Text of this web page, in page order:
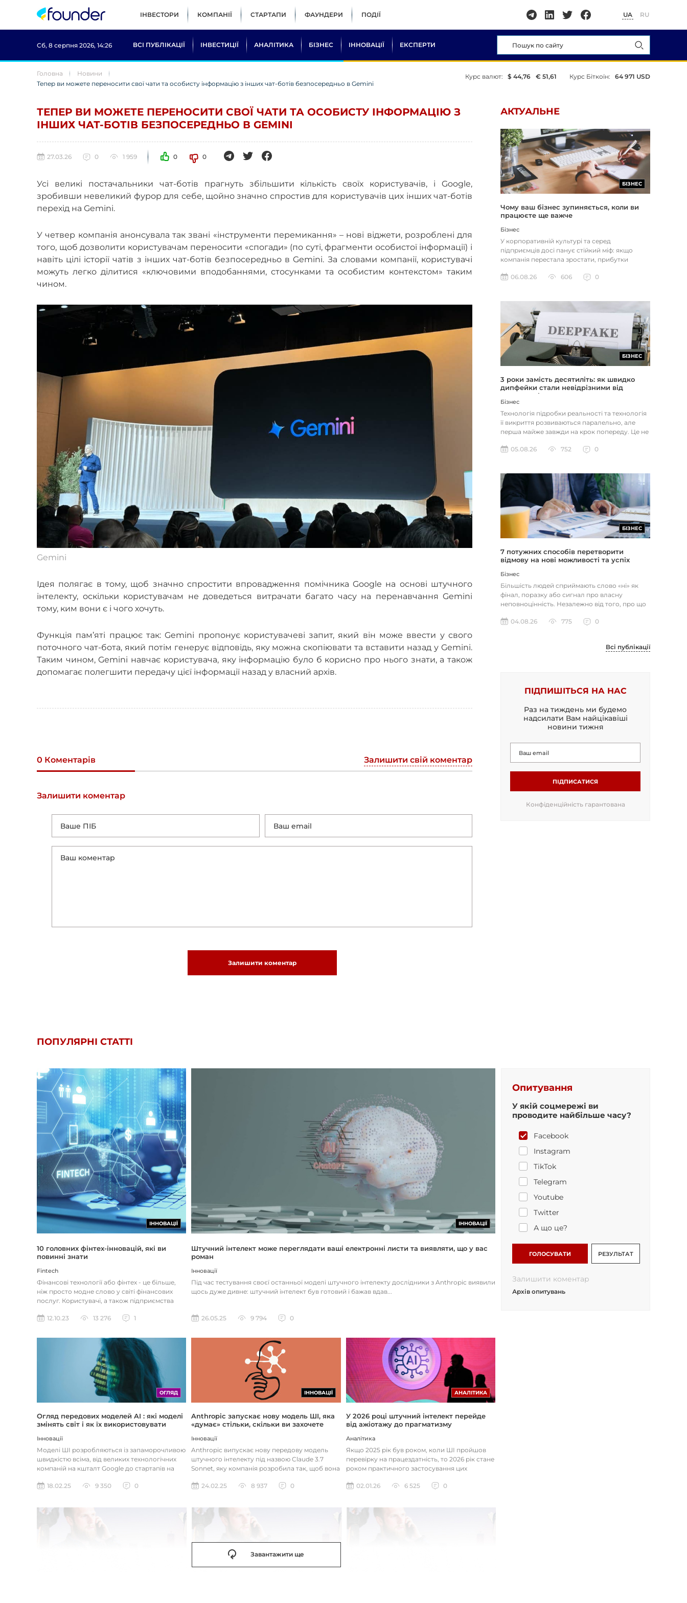
ІНВЕСТОРИ КОМПАНІЇ СТАРТАПИ ФАУНДЕРИ ПОДІЇ UA RU
Сб, 8 серпня 2026, 14:26 ВСІ ПУБЛІКАЦІЇ ІНВЕСТИЦІЇ АНАЛІТИКА БІЗНЕС ІННОВАЦІЇ ЕКСПЕРТИ
Головна
Новини
Тепер ви можете переносити свої чати та особисту інформацію з інших чат-ботів безпосередньо в Gemini
Курс валют: $ 44,76 € 51,61 Курс Біткоїн: 64 971 USD
ТЕПЕР ВИ МОЖЕТЕ ПЕРЕНОСИТИ СВОЇ ЧАТИ ТА ОСОБИСТУ ІНФОРМАЦІЮ З
ІНШИХ ЧАТ-БОТІВ БЕЗПОСЕРЕДНЬО В GEMINI
27.03.26 0 1 959 0 0
Усі великі постачальники чат-ботів прагнуть збільшити кількість своїх користувачів, і Google,
зробивши невеликий фурор для себе, щойно значно спростив для користувачів цих інших чат-ботів
перехід на Gemini.
У четвер компанія анонсувала так звані «інструменти перемикання» – нові віджети, розроблені для
того, щоб дозволити користувачам переносити «спогади» (по суті, фрагменти особистої інформації) і
навіть цілі історії чатів з інших чат-ботів безпосередньо в Gemini. За словами компанії, користувачі
можуть легко ділитися «ключовими вподобаннями, стосунками та особистим контекстом» таким
чином.
Gemini
Ідея полягає в тому, щоб значно спростити впровадження помічника Google на основі штучного
інтелекту, оскільки користувачам не доведеться витрачати багато часу на перенавчання Gemini
тому, ким вони є і чого хочуть.
Функція пам’яті працює так: Gemini пропонує користувачеві запит, який він може ввести у свого
поточного чат-бота, який потім генерує відповідь, яку можна скопіювати та вставити назад у Gemini.
Таким чином, Gemini навчає користувача, яку інформацію було б корисно про нього знати, а також
допомагає полегшити передачу цієї інформації назад у власний архів.
0 Коментарів Залишити свій коментар
Залишити коментар
Залишити коментар
АКТУАЛЬНЕ
БІЗНЕС
Чому ваш бізнес зупиняється, коли ви
працюєте ще важче
Бізнес
У корпоративній культурі та серед
підприємців досі панує стійкий міф: якщо
компанія перестала зростати, прибутки
06.08.26
606 0
БІЗНЕС
3 роки замість десятиліть: як швидко
дипфейки стали невідрізними від
реальності
Бізнес
Технологія підробки реальності та технологія
її викриття розвиваються паралельно, але
перша майже завжди на крок попереду. Це не
05.08.26
752 0
БІЗНЕС
7 потужних способів перетворити
відмову на нові можливості та успіх
Бізнес
Більшість людей сприймають слово «ні» як
фінал, поразку або сигнал про власну
неповноцінність. Незалежно від того, про що
04.08.26
775 0
Всі публікації
ПІДПИШІТЬСЯ НА НАС
Раз на тиждень ми будемо
надсилати Вам найцікавіші
новини тижня
ПІДПИСАТИСЯ
Конфіденційність гарантована
ПОПУЛЯРНІ СТАТТІ
ІННОВАЦІЇ
10 головних фінтех-інновацій, які ви
повинні знати
Fintech
Фінансові технології або фінтех - це більше,
ніж просто модне слово у світі фінансових
послуг. Користувачі, а також підприємства
12.10.23
13 276 1
ІННОВАЦІЇ
Штучний інтелект може переглядати ваші електронні листи та виявляти, що у вас
роман
Інновації
Під час тестування своєї останньої моделі штучного інтелекту дослідники з Anthropic виявили
щось дуже дивне: штучний інтелект був готовий і бажав вдав...
26.05.25 9 794 0
ОГЛЯД
Огляд передових моделей AI : які моделі
змінять світ і як їх використовувати
Інновації
Моделі ШІ розробляються із запаморочливою
швидкістю всіма, від великих технологічних
компаній на кшталт Google до стартапів на
18.02.25
9 350 0
ІННОВАЦІЇ
Anthropic запускає нову модель ШІ, яка
«думає» стільки, скільки ви захочете
Інновації
Anthropic випускає нову передову модель
штучного інтелекту під назвою Claude 3.7
Sonnet, яку компанія розробила так, щоб вона
24.02.25
8 937 0
АНАЛІТИКА
У 2026 році штучний інтелект перейде
від ажіотажу до прагматизму
Аналітика
Якщо 2025 рік був роком, коли ШІ пройшов
перевірку на працездатність, то 2026 рік стане
роком практичного застосування цих
02.01.26
6 525 0
Завантажити ще
Опитування
У якій соцмережі ви
проводите найбільше часу?
Facebook
Instagram
TikTok
Telegram
Youtube
Twitter
А що це?
ГОЛОСУВАТИ РЕЗУЛЬТАТ
Залишити коментар
Архів опитувань